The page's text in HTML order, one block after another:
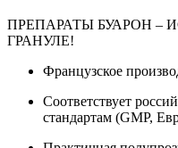
ПРЕПАРАТЫ БУАРОН –
ГРАНУЛЕ!
Французское
Соответствует
стандартам (GMP,